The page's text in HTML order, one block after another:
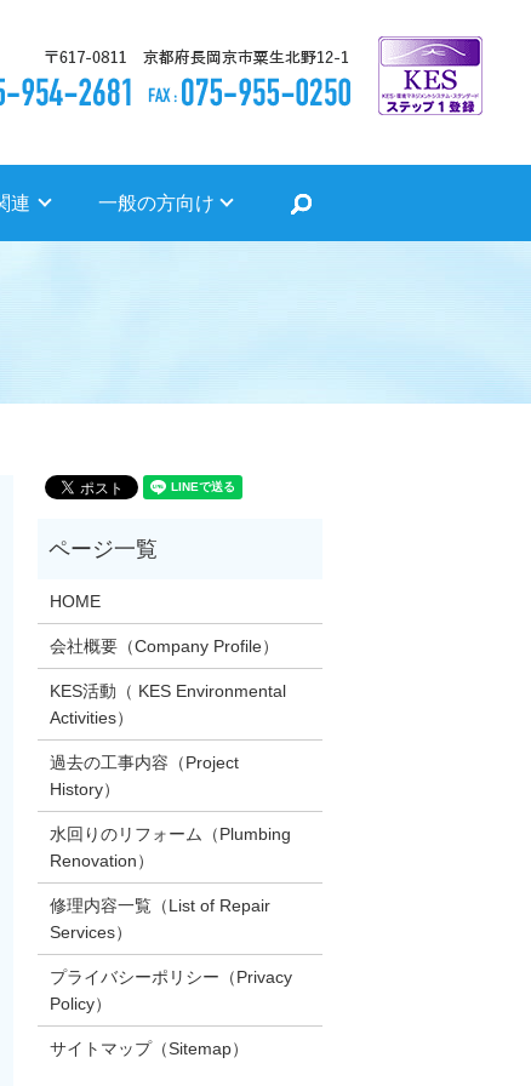
連 一般の方向け
HOME
会社概要（Company Profile）
KES活動（ KES Environmental
Activities）
過去の工事内容（Project
History）
水回りのリフォーム（Plumbing
Renovation）
修理内容一覧（List of Repair
Services）
プライバシーポリシー（Privacy
Policy）
サイトマップ（Sitemap）